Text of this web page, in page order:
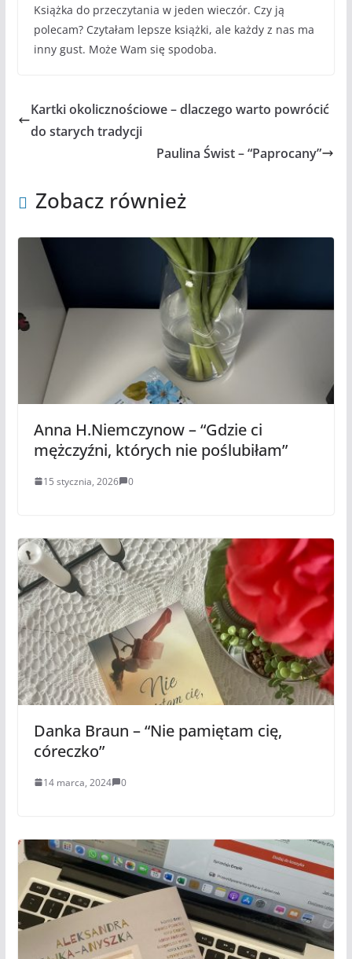
Książka do przeczytania w jeden wieczór. Czy ją
polecam? Czytałam lepsze książki, ale każdy z nas ma
inny gust. Może Wam się spodoba.
Kartki okolicznościowe – dlaczego warto powrócić
do starych tradycji
Paulina Świst – “Paprocany”
Zobacz również
Anna H.Niemczynow – “Gdzie ci
mężczyźni, których nie poślubiłam”
15 stycznia, 2026 0
Danka Braun – “Nie pamiętam cię,
córeczko”
14 marca, 2024 0